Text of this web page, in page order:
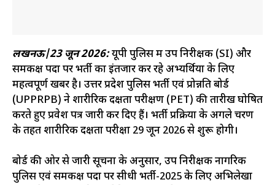
लखनऊ|23 जून 2026:यूपी पुलिस में उप निरीक्षक (SI) और
समकक्ष पदों पर भर्ती का इंतजार कर रहे अभ्यर्थियों के लिए
महत्वपूर्ण खबर है। उत्तर प्रदेश पुलिस भर्ती एवं प्रोन्नति बोर्ड
(UPPRPB) ने शारीरिक दक्षता परीक्षण (PET) की तारीख घोषित
करते हुए प्रवेश पत्र जारी कर दिए हैं। भर्ती प्रक्रिया के अगले चरण
के तहत शारीरिक दक्षता परीक्षा 29 जून 2026 से शुरू होगी।
बोर्ड की ओर से जारी सूचना के अनुसार, उप निरीक्षक नागरिक
पुलिस एवं समकक्ष पदों पर सीधी भर्ती-2025 के लिए अभिलेखों